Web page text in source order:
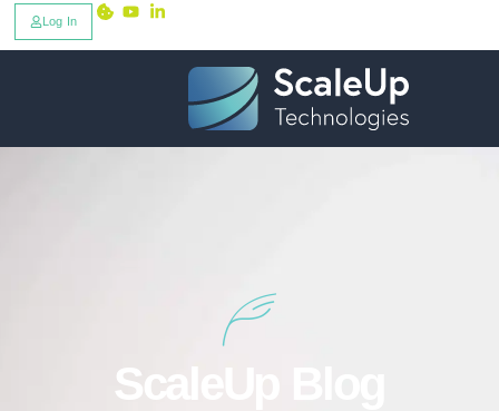
Log In
ScaleUp Blog